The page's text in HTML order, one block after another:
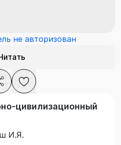
не авторизован
цивилизационный
И.Я.